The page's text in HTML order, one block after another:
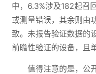
中，6.3%涉及182起召
或测量错误，其余则由
致。未报告验证数据的
前瞻性验证的设备，且
值得注意的是，公